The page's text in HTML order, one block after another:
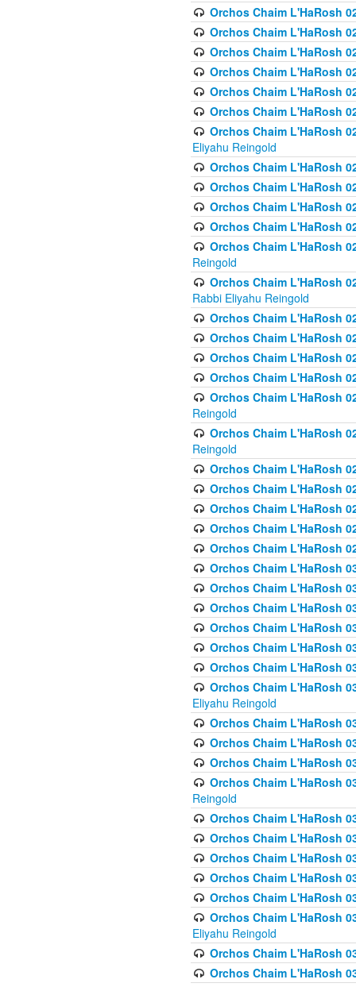
Orchos Chaim L'HaRosh
Orchos Chaim L'HaRosh
Orchos Chaim L'HaRosh
Orchos Chaim L'HaRosh
Orchos Chaim L'HaRosh
Orchos Chaim L'HaRosh
Orchos Chaim L'HaRosh
Eliyahu Reingold
Orchos Chaim L'HaRosh
Orchos Chaim L'HaRosh
Orchos Chaim L'HaRosh
Orchos Chaim L'HaRosh
Orchos Chaim L'HaRosh
Reingold
Orchos Chaim L'HaRosh
Rabbi Eliyahu Reingold
Orchos Chaim L'HaRosh
Orchos Chaim L'HaRosh
Orchos Chaim L'HaRosh
Orchos Chaim L'HaRosh
Orchos Chaim L'HaRosh
Reingold
Orchos Chaim L'HaRosh
Reingold
Orchos Chaim L'HaRosh
Orchos Chaim L'HaRosh
Orchos Chaim L'HaRosh
Orchos Chaim L'HaRosh
Orchos Chaim L'HaRosh
Orchos Chaim L'HaRosh
Orchos Chaim L'HaRosh
Orchos Chaim L'HaRosh
Orchos Chaim L'HaRosh
Orchos Chaim L'HaRosh
Orchos Chaim L'HaRosh
Orchos Chaim L'HaRosh
Eliyahu Reingold
Orchos Chaim L'HaRosh
Orchos Chaim L'HaRosh
Orchos Chaim L'HaRosh
Orchos Chaim L'HaRosh
Reingold
Orchos Chaim L'HaRosh
Orchos Chaim L'HaRosh
Orchos Chaim L'HaRosh
Orchos Chaim L'HaRosh
Orchos Chaim L'HaRosh
Orchos Chaim L'HaRosh
Eliyahu Reingold
Orchos Chaim L'HaRosh
Orchos Chaim L'HaRosh